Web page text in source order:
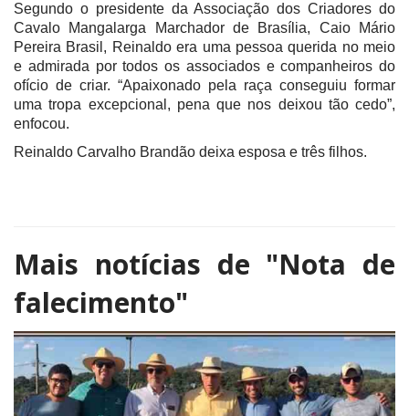
Segundo o presidente da Associação dos Criadores do
Cavalo Mangalarga Marchador de Brasília, Caio Mário
Pereira Brasil, Reinaldo era uma pessoa querida no meio
e admirada por todos os associados e companheiros do
ofício de criar. “Apaixonado pela raça conseguiu formar
uma tropa excepcional, pena que nos deixou tão cedo”,
enfocou.
Reinaldo Carvalho Brandão deixa esposa e três filhos.
Mais notícias de "Nota de
falecimento"